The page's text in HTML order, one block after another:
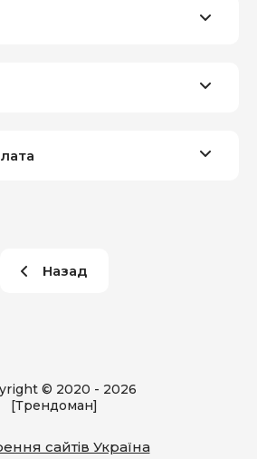
Назад
© 2020 - 2026
[Трендоман]
сайтів Україна